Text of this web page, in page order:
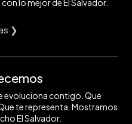
lo mejor de El Salvador.
❯
evoluciona contigo. Que
te representa. Mostramos
El Salvador.